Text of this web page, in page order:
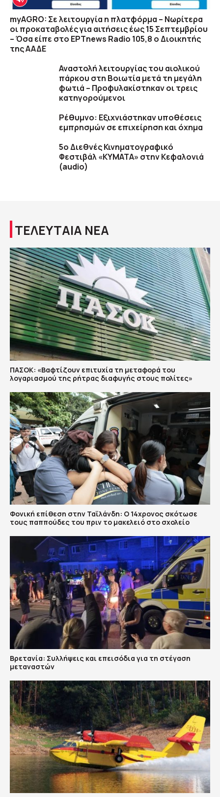
myAGRO: Σε λειτουργία η πλατφόρμα – Νωρίτερα
οι προκαταβολές για αιτήσεις έως 15 Σεπτεμβρίου
– Όσα είπε στο ΕΡΤnews Radio 105,8 ο Διοικητής
της ΑΑΔΕ
Αναστολή λειτουργίας του αιολικού
πάρκου στη Βοιωτία μετά τη μεγάλη
φωτιά – Προφυλακίστηκαν οι τρεις
κατηγορούμενοι
Ρέθυμνο: Εξιχνιάστηκαν υποθέσεις
εμπρησμών σε επιχείρηση και όχημα
5ο Διεθνές Κινηματογραφικό
Φεστιβάλ «ΚΥΜΑΤΑ» στην Κεφαλονιά
(audio)
ΤΕΛΕΥΤΑΙΑ ΝΕΑ
ΠΑΣΟΚ: «Βαφτίζουν επιτυχία τη μεταφορά του
λογαριασμού της ρήτρας διαφυγής στους πολίτες»
Φονική επίθεση στην Ταϊλάνδη: Ο 14χρονος σκότωσε
τους παππούδες του πριν το μακελειό στο σχολείο
Βρετανία: Συλλήψεις και επεισόδια για τη στέγαση
μεταναστών